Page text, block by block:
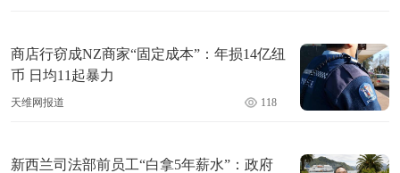
商店行窃成NZ商家“固定成本”：年损14亿纽
币 日均11起暴力
天维网报道 118
新西兰司法部前员工“白拿5年薪水”：政府